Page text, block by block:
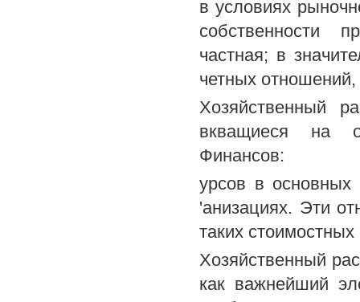
в условиях
собственности
частная; в
четных отношений,
Хозяйственный
вкващиеся на
Финансов:
урсов в основных
'анизациях. Эти
таких
Хозяйственный
как важнейший